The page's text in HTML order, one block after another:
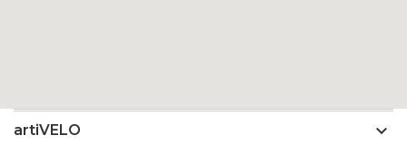
artiVELO 